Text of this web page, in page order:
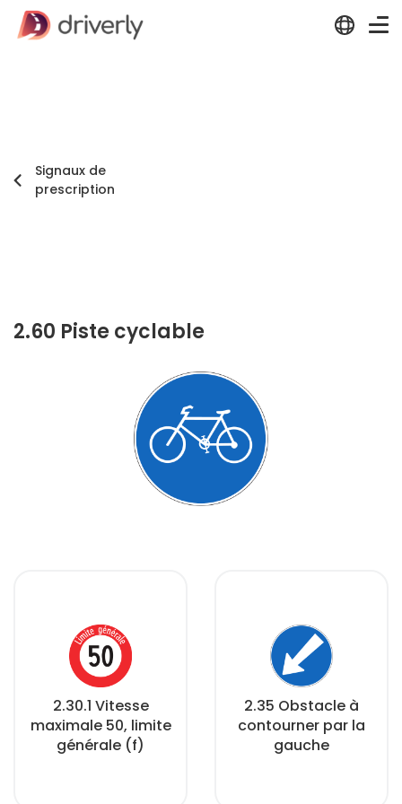
Signaux de
prescription
2.60 Piste cyclable
2.30.1 Vitesse
maximale 50, limite
générale (f)
2.35 Obstacle à
contourner par la
gauche